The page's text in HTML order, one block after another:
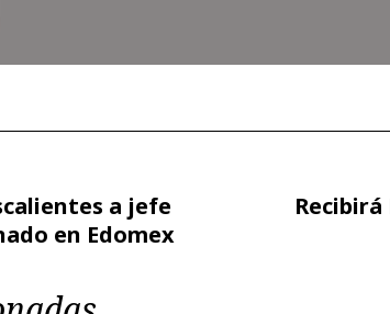
a jefe
enfrentará 42% de votos en
ejercicio de medición anticipó que sólo el 22%